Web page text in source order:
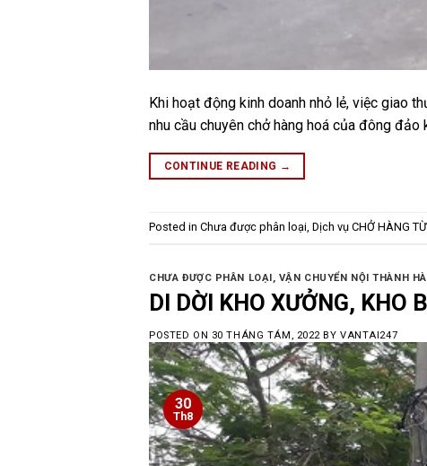
Khi hoạt động kinh doanh nhỏ lẻ, việc giao
nhu cầu chuyên chở hàng hoá của đông
CONTINUE READING →
Posted inChưa được phân loại,Dịch vụ CHỞ HÀNG
CHƯA ĐƯỢC PHÂN LOẠI , VẬN CHUYỂN NỘI THÀNH HÀ
DI DỜI KHO XƯỞNG, KHO
POSTED ON 30 THÁNG TÁM, 2022BYVANTAI247
30
Th8